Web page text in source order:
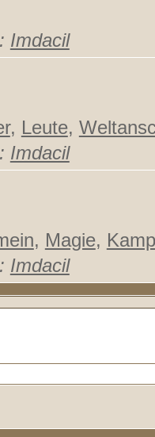
Imdacil
, Leute,
Imdacil
, Magie,
Imdacil